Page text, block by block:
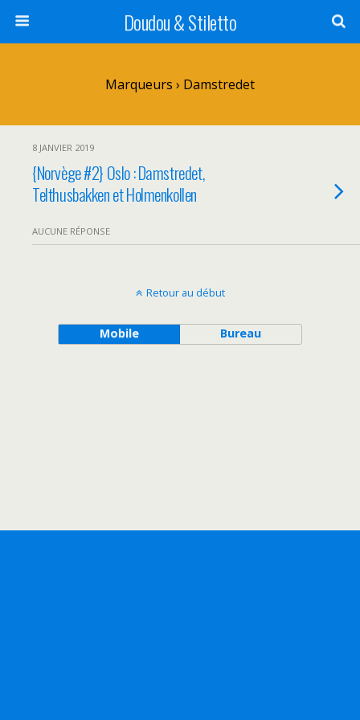
Doudou & Stiletto
Marqueurs › Damstredet
8 JANVIER 2019
{Norvège #2} Oslo : Damstredet,
Telthusbakken et Holmenkollen
AUCUNE RÉPONSE
Retour au début
Mobile Bureau